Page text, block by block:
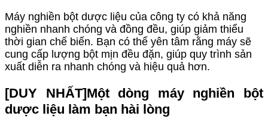
Máy nghiền bột dược liệu của công ty có khả năng
nghiền nhanh chóng và đồng đều, giúp giảm thiểu
thời gian chế biến. Bạn có thể yên tâm rằng máy sẽ
cung cấp lượng bột mịn đều đặn, giúp quy trình sản
xuất diễn ra nhanh chóng và hiệu quả hơn.
[DUY NHẤT]Một dòng máy nghiền bột
dược liệu làm bạn hài lòng